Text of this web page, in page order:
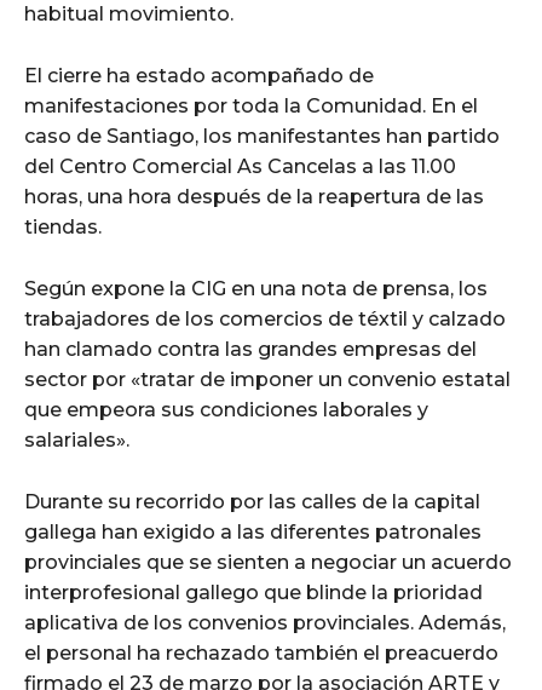
habitual movimiento.
El cierre ha estado acompañado de
manifestaciones por toda la Comunidad. En el
caso de Santiago, los manifestantes han partido
del Centro Comercial As Cancelas a las 11.00
horas, una hora después de la reapertura de las
tiendas.
Según expone la CIG en una nota de prensa, los
trabajadores de los comercios de téxtil y calzado
han clamado contra las grandes empresas del
sector por «tratar de imponer un convenio estatal
que empeora sus condiciones laborales y
salariales».
Durante su recorrido por las calles de la capital
gallega han exigido a las diferentes patronales
provinciales que se sienten a negociar un acuerdo
interprofesional gallego que blinde la prioridad
aplicativa de los convenios provinciales. Además,
el personal ha rechazado también el preacuerdo
firmado el 23 de marzo por la asociación ARTE y